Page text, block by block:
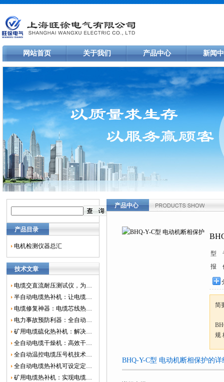
网站首页 关于我们 产品中心 新闻
产品目录
电机检测仪器总汇
技术文章
电缆交直流耐压测试仪，为电网安全保驾护航
半自动电缆热补机：让电缆修复更简单、更高效！
电缆修复神器：电缆芯线热补机如何保障电网安全？
电力事故预防利器：全自动控温电缆热补机
矿用电缆硫化热补机：解决矿山电缆故障的新选择
全自动电缆干燥机：高效干燥，电缆质量
全自动温控电缆压号机技术革新：数字化标识的新趋势
全自动电缆热补机可设定定时功能，实现自动化热补
矿用电缆热补机：实现电缆故障修复的高效装置
产品中心
型
报
简
规
BHQ-Y-C型 电动机断相保护的